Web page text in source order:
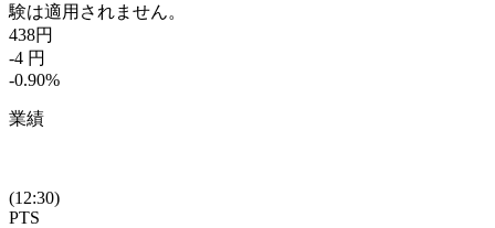
験は適用されません。
438円
-4 円
-0.90%
業績
(12:30)
PTS